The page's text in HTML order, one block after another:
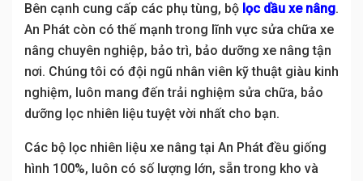
Bên cạnh cung cấp các phụ tùng, bộ lọc dầu xe nâng.
An Phát còn có thế mạnh trong lĩnh vực sửa chữa xe
nâng chuyên nghiệp, bảo trì, bảo dưỡng xe nâng tận
nơi. Chúng tôi có đội ngũ nhân viên kỹ thuật giàu kinh
nghiệm, luôn mang đến trải nghiệm sửa chữa, bảo
dưỡng lọc nhiên liệu tuyệt vời nhất cho bạn.
Các bộ lọc nhiên liệu xe nâng tại An Phát đều giống
hình 100%, luôn có số lượng lớn, sẵn trong kho và